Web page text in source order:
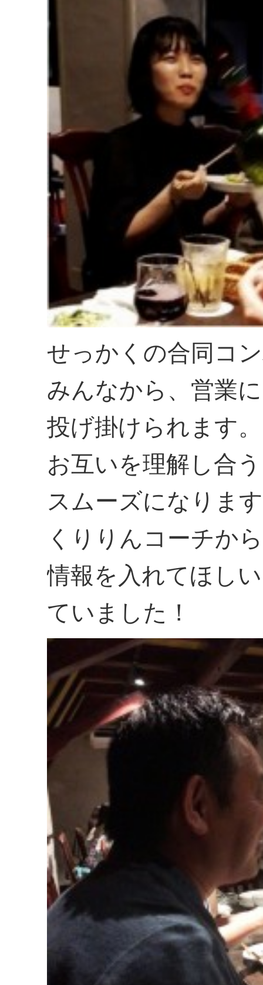
せっかくの合同コ
みんなから、営業
投げ掛けられます。
お互いを理解し合
スムーズになりま
くりりんコーチか
情報を入れてほし
ていました！